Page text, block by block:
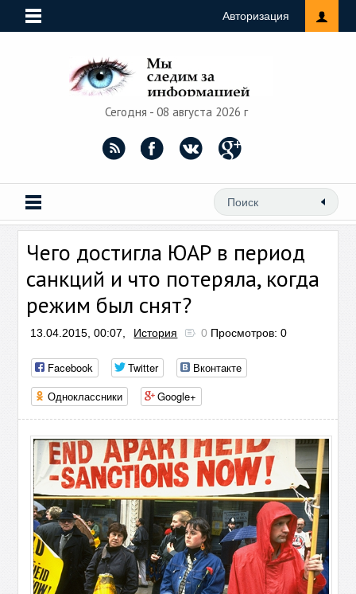
Авторизация
Сегодня - 08 августа 2026 г
Чего достигла ЮАР в период
санкций и что потеряла, когда
режим был снят?
13.04.2015, 00:07, История 0 Просмотров: 0
Facebook Twitter
Вконтакте
Одноклассники
Google+